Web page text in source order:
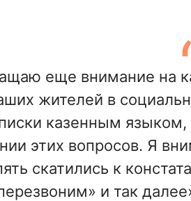
еще внимание на
жителей в
казенным
этих вопросов. Я
скатились к
и так